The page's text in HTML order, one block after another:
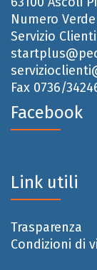
Numero
Servizio Clienti
Fax 0736/
Facebook
Link utili
Trasparenza
Condizioni di